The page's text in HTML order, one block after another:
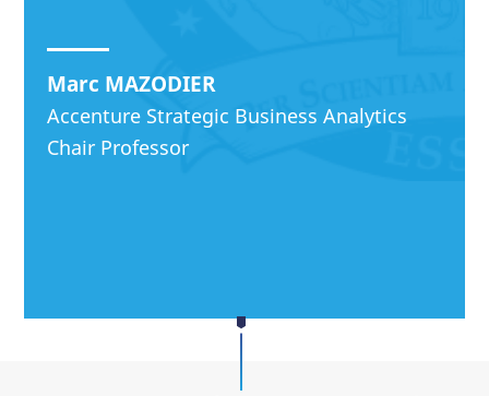
Marc MAZODIER
Accenture Strategic Business Analytics
Chair Professor